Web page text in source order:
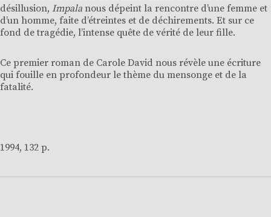
désillusion, Impala nous dépeint la rencontre d’une femme et
d’un homme, faite d’étreintes et de déchirements. Et sur ce
fond de tragédie, l’intense quête de vérité de leur fille.
Ce premier roman de Carole David nous révèle une écriture
qui fouille en profondeur le thème du mensonge et de la
fatalité.
1994, 132 p.